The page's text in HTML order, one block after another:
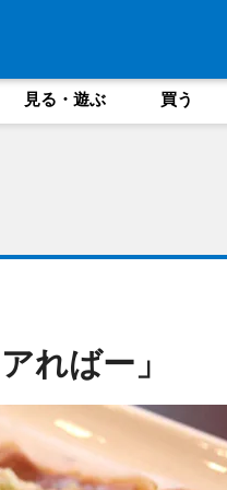
見る・遊ぶ 買う
ればー」